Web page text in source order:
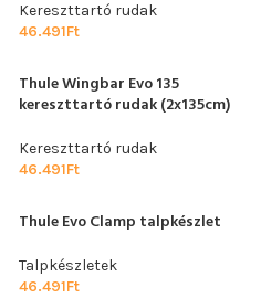
Kereszttartó rudak
46.491Ft
Thule Wingbar Evo 135
kereszttartó rudak (2x135cm)
Kereszttartó rudak
46.491Ft
Thule Evo Clamp talpkészlet
Talpkészletek
46.491Ft